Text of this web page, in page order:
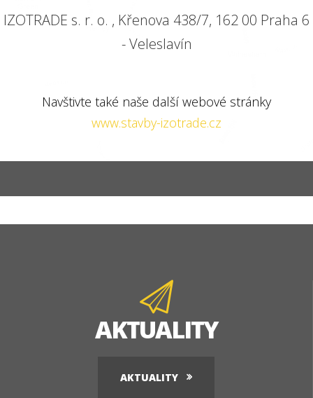
IZOTRADE s. r. o. , Křenova 438/7, 162 00 Praha 6
- Veleslavín
Navštivte také naše další webové stránky
www.stavby-izotrade.cz
AKTUALITY
AKTUALITY